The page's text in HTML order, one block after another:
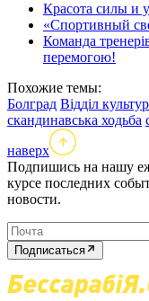
Красота силы и
«Спортивный
Команда
перемогою!
Похожие темы:
Болград Відділ
скандинавська ходьба
наверх
Подпишись на нашу
курсе последних
новости.
Подписаться